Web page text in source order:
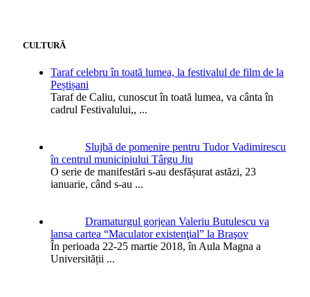
CULTURĂ
Taraf celebru în toată lumea, la festivalul de film de la
Peștișani
Taraf de Caliu, cunoscut în toată lumea, va cânta în
cadrul Festivalului,, ...
Slujbă de pomenire pentru Tudor Vadimirescu
în centrul municipiului Târgu Jiu
O serie de manifestări s-au desfășurat astăzi, 23
ianuarie, când s-au ...
Dramaturgul gorjean Valeriu Butulescu va
lansa cartea “Maculator existenţial” la Braşov
În perioada 22-25 martie 2018, în Aula Magna a
Universității ...